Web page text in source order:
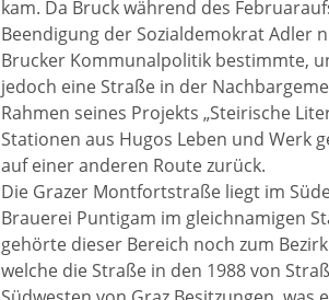
kam. Da Bruck während des
Beendigung der Sozialdemokrat Adler
Brucker Kommunalpolitik bestimmte,
jedoch eine Straße in der
Rahmen seines Projekts „Steirische
Stationen aus Hugos Leben und Werk
auf einer anderen Route zurück.
Die Grazer Montfortstraße liegt im
Brauerei Puntigam im gleichnamigen
gehörte dieser Bereich noch zum
welche die Straße in den 1988 von